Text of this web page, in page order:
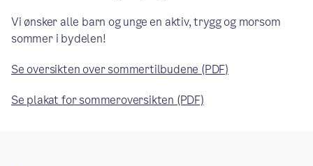
Vi ønsker alle barn og unge en aktiv, trygg og morsom
sommer i bydelen!
Se oversikten over sommertilbudene (PDF)
Se plakat for sommeroversikten (PDF)